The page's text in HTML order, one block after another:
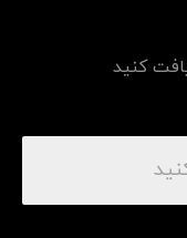
کنید